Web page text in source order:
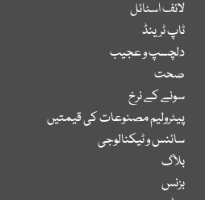
لائف اسٹائل
ٹاپ ٹرینڈ
دلچسپ و عجیب
صحت
سونے کے نرخ
پیٹرولیم مصنوعات کی قیمتیں
سائنس و ٹیکنالوجی
بلاگ
بزنس